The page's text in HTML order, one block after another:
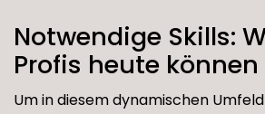
Notwendige Skills:
Profis heute
Um in diesem dynamischen